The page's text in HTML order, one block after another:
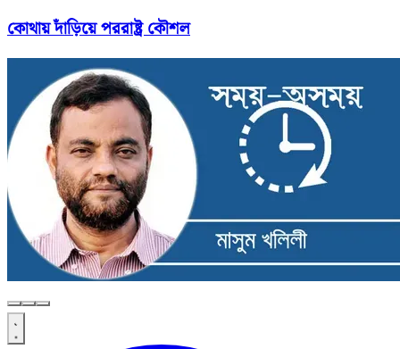
কোথায় দাঁড়িয়ে পররাষ্ট্র কৌশল